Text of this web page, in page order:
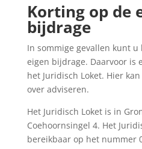
Korting op de
bijdrage
In sommige gevallen kunt
eigen bijdrage. Daarvoor is
het Juridisch Loket. Hier
over adviseren.
Het Juridisch Loket is in
Coehoornsingel 4. Het
bereikbaar op het nummer